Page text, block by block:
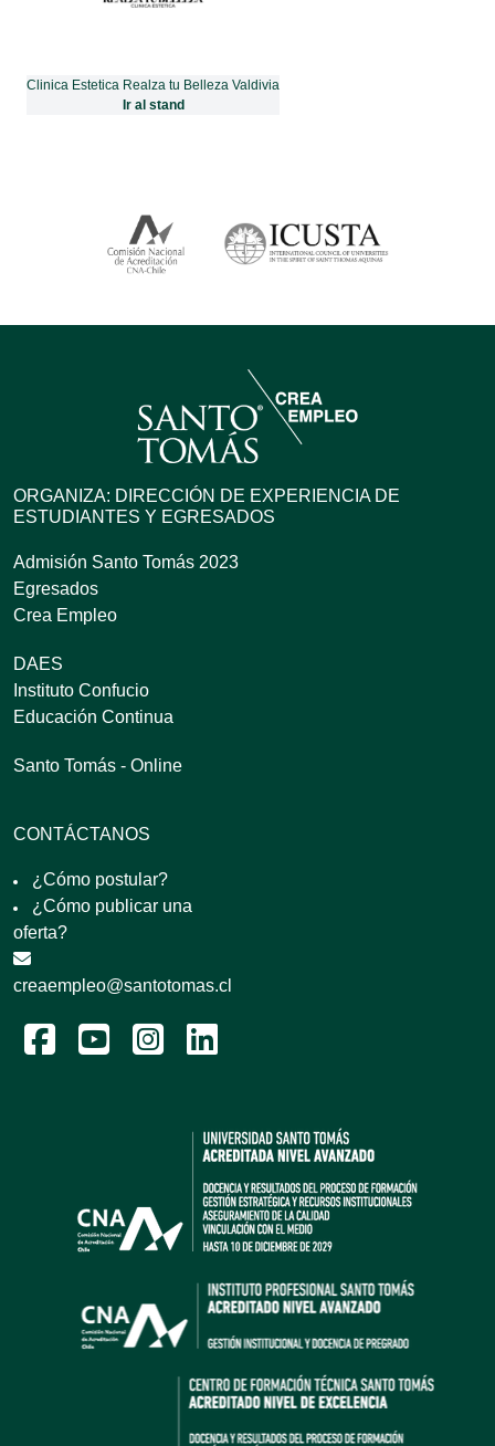
Clinica Estetica Realza tu Belleza Valdivia
Ir al stand
ORGANIZA: DIRECCIÓN DE EXPERIENCIA DE
ESTUDIANTES Y EGRESADOS
Admisión Santo Tomás 2023
Egresados
Crea Empleo
DAES
Instituto Confucio
Educación Continua
Santo Tomás - Online
CONTÁCTANOS
¿Cómo postular?
¿Cómo publicar una
oferta?
creaempleo@santotomas.cl